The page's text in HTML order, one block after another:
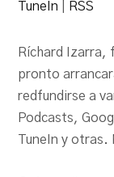
TuneIn
RSS
Ríchard Izarra,
pronto
redfundirse a
Podcasts,
TuneIn y